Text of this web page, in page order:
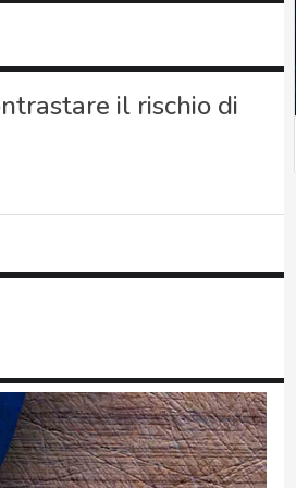
il rischio di